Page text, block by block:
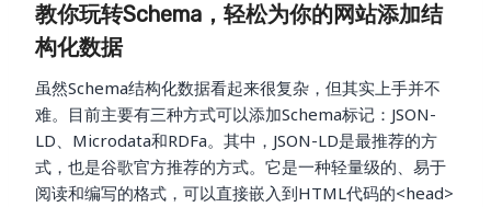
教你玩转Schema，轻松为你的网站添加结
构化数据
虽然Schema结构化数据看起来很复杂，但其实上手并不
难。目前主要有三种方式可以添加Schema标记：JSON-
LD、Microdata和RDFa。其中，JSON-LD是最推荐的方
式，也是谷歌官方推荐的方式。它是一种轻量级的、易于
阅读和编写的格式，可以直接嵌入到HTML代码的<head>